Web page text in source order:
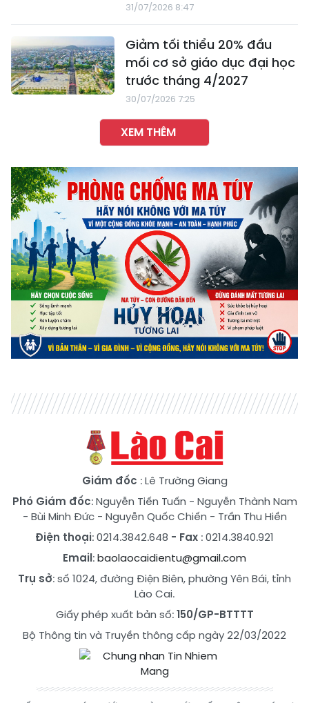
31/07/2026 8:47
Giảm tối thiểu 20% đầu
mối cơ sở giáo dục đại học
trước tháng 4/2027
30/07/2026 7:25
XEM THÊM
Giám đốc : Lê Trường Giang
Phó Giám đốc:Nguyễn Tiến Tuấn - Nguyễn Thành Nam
- Bùi Minh Đức- Nguyễn Quốc Chiến - Trần Thu Hiền
Điện thoại: 0214.3842.648 - Fax : 0214.3840.921
Email:baolaocaidientu@gmail.com
Trụ sở: số 1024, đường Điện Biên, phường Yên Bái, tỉnh
Lào Cai.
Giấy phép xuất bản số:150/GP-BTTTT
Bộ Thông tin và Truyền thông cấp ngày 22/03/2022